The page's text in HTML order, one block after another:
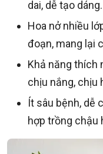
dai, dễ tạo dáng.
Hoa nở nhiều
đoạn, mang lại
Khả năng thích
chịu nắng, chịu
Ít sâu bệnh, dễ
hợp trồng chậu